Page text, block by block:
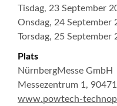
Tisdag, 23 September
Onsdag, 24 September
Torsdag, 25 September
Plats
NürnbergMesse GmbH
Messezentrum 1,
www.powtech-